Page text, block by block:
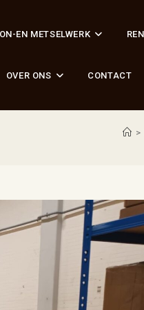
EN METSELWERK
OVER ONS CONTACT
>